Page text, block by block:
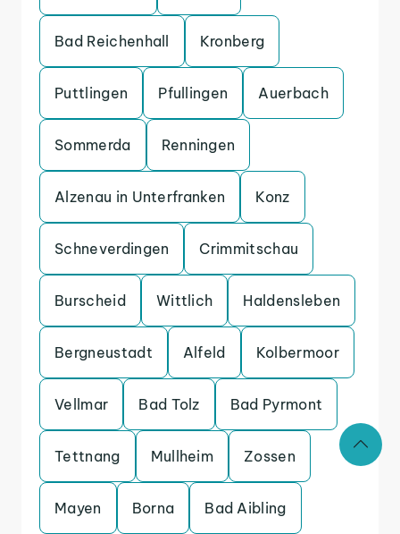
Bad Reichenhall Kronberg
Puttlingen Pfullingen Auerbach
Sommerda Renningen
Alzenau in Unterfranken Konz
Schneverdingen Crimmitschau
Burscheid Wittlich Haldensleben
Bergneustadt Alfeld Kolbermoor
Vellmar Bad Tolz Bad Pyrmont
Tettnang Mullheim Zossen
Mayen Borna Bad Aibling